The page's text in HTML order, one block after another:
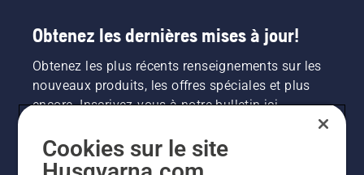
Obtenez les dernières mises à jour!
Obtenez les plus récents renseignements sur les
nouveaux produits, les offres spéciales et plus
encore. Inscrivez-vous à notre bulletin ici.
INSCRIPTION À LA NEWSLETTER
Cookies sur le site